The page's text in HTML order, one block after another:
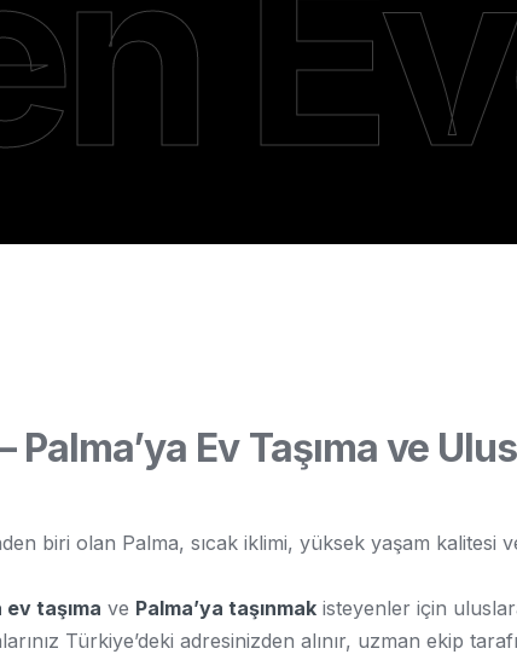
Palma’ya Ev Taşıma ve
biri olan Palma, sıcak iklimi, yüksek yaşam kalitesi
ev taşıma ve Palma’ya taşınmak isteyenler için
Türkiye’deki adresinizden alınır, uzman ekip